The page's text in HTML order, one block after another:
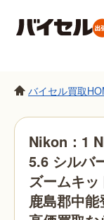
バイセル買取
Nikon：1
5.6 シルバ
ズームキ
鹿島郡中